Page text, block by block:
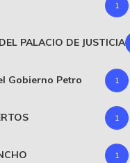
1
PALACIO DE JUSTICIA
Gobierno Petro 1
1
1